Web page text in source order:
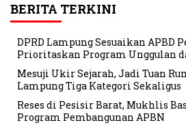
BERITA TERKINI
DPRD Lampung Sesuaikan APBD
Prioritaskan Program Unggulan
Mesuji Ukir Sejarah, Jadi Tuan
Lampung Tiga Kategori Sekaligus
Reses di Pesisir Barat, Mukhlis
Program Pembangunan APBN